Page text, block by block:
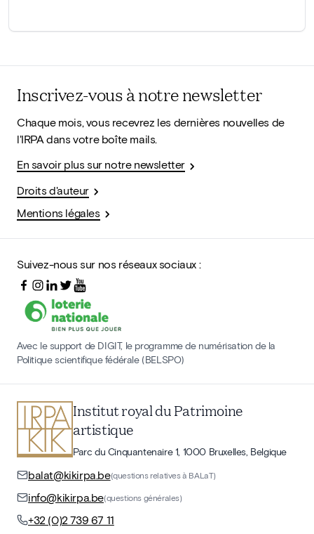
Inscrivez-vous à notre newsletter
Chaque mois, vous recevrez les dernières nouvelles de
l'IRPA dans votre boîte mails.
En savoir plus sur notre newsletter
Droits d'auteur
Mentions légales
Suivez-nous sur nos réseaux sociaux :
Avec le support de DIGIT, le programme de numérisation de la
Politique scientifique fédérale (BELSPO)
Institut royal du Patrimoine
artistique
Parc du Cinquantenaire 1, 1000 Bruxelles, Belgique
balat@kikirpa.be(questions relatives à BALaT)
info@kikirpa.be(questions générales)
+32 (0)2 739 67 11